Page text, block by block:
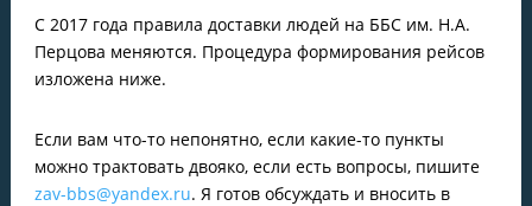
С 2017 года правила доставки людей на ББС им. Н.А.
Перцова меняются. Процедура формирования рейсов
изложена ниже.
Если вам что-то непонятно, если какие-то пункты
можно трактовать двояко, если есть вопросы, пишите
zav-bbs@yandex.ru. Я готов обсуждать и вносить в